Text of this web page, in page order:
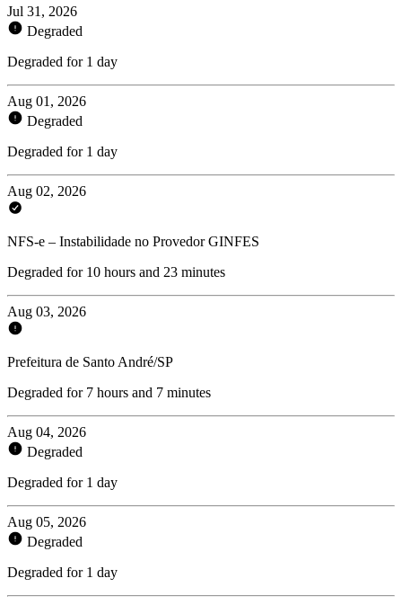
Jul 31, 2026
Degraded
Degraded for 1 day
Aug 01, 2026
Degraded
Degraded for 1 day
Aug 02, 2026
NFS-e – Instabilidade no Provedor GINFES
Degraded for 10 hours and 23 minutes
Aug 03, 2026
Prefeitura de Santo André/SP
Degraded for 7 hours and 7 minutes
Aug 04, 2026
Degraded
Degraded for 1 day
Aug 05, 2026
Degraded
Degraded for 1 day